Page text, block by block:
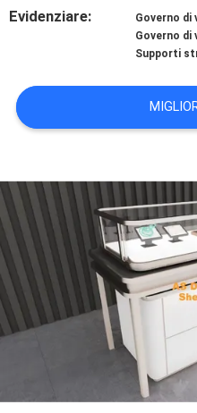
RICHIEDA
CITAZIONE
MAPPA
SITO
PRIVACY
POLICY
Evidenziare: Governo di
Governo
Supporti